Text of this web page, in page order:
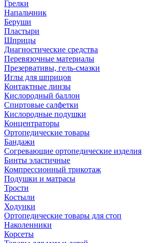
Грелки
Напальчник
Беруши
Пластыри
Шприцы
Диагностические средства
Перевязочные материалы
Презервативы, гель-смазки
Иглы для шприцов
Контактные линзы
Кислородный баллон
Спиртовые салфетки
Кислородные подушки
Концентраторы
Ортопедические товары
Бандажи
Согревающие ортопедические изделия
Бинты эластичные
Компрессионный трикотаж
Подушки и матрасы
Трости
Костыли
Ходунки
Ортопедические товары для стоп
Наколенники
Корсеты